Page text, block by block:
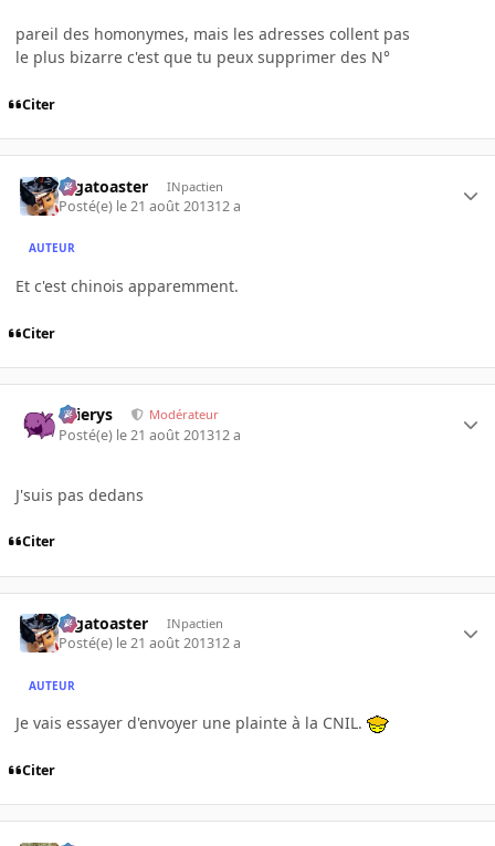
pareil des homonymes, mais les adresses collent pas
le plus bizarre c'est que tu peux supprimer des N°
Citer
Gigatoaster INpactien
Posté(e) le 21 août 201312 a
AUTEUR
Et c'est chinois apparemment.
Citer
Ellierys Modérateur
Posté(e) le 21 août 201312 a
J'suis pas dedans
Citer
Gigatoaster INpactien
Posté(e) le 21 août 201312 a
AUTEUR
Je vais essayer d'envoyer une plainte à la CNIL.
Citer